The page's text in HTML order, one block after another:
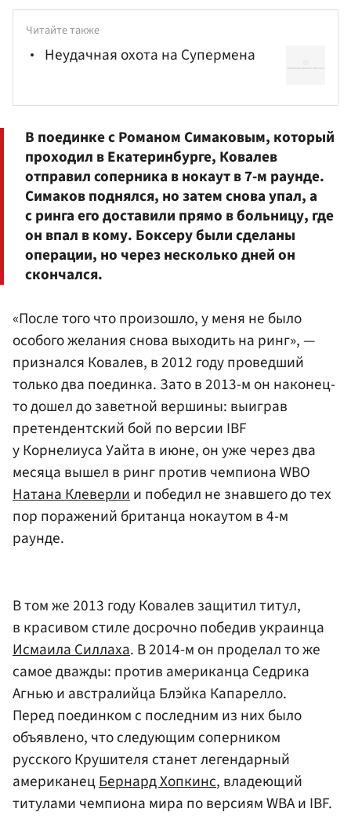
Читайте также
Неудачная охота на Супермена
В поединке сРоманом Симаковым, который
проходил в Екатеринбурге, Ковалев
отправил соперника в нокаут в 7-м раунде.
Симаков поднялся, но затем снова упал, а
с ринга его доставили прямо в больницу, где
он впал в кому. Боксеру были сделаны
операции, но через несколько дней он
скончался.
«После того что произошло, у меня не было
особого желания снова выходить на ринг», —
признался Ковалев, в 2012 году проведший
только два поединка. Зато в 2013-м он наконец-
то дошел до заветной вершины: выиграв
претендентский бой по версии IBF
у Корнелиуса Уайта в июне, он уже через два
месяца вышел в ринг против чемпиона WBO
Натана Клеверлии победил не знавшего до тех
пор поражений британца нокаутом в 4-м
раунде.
В том же 2013 году Ковалев защитил титул,
в красивом стиле досрочно победив украинца
Исмаила Силлаха. В 2014-м он проделал то же
самое дважды: против американца Седрика
Агнью и австралийца Блэйка Капарелло.
Перед поединком с последним из них было
объявлено, что следующим соперником
русского Крушителя станет легендарный
американецБернард Хопкинс, владеющий
титулами чемпиона мира по версиям WBA и IBF.